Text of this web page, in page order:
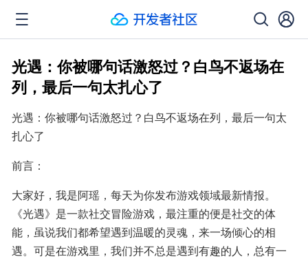
光遇：你被哪句话激怒过？白鸟不返场在
列，最后一句太扎心了
光遇：你被哪句话激怒过？白鸟不返场在列，最后一句太
扎心了
前言：
大家好，我是阿瑶，每天为你发布游戏领域最新情报。
《光遇》是一款社交冒险游戏，最注重的便是社交的体
能，虽说我们都希望遇到温暖的灵魂，来一场倾心的相
遇。可是在游戏里，我们并不总是遇到有趣的人，总有一